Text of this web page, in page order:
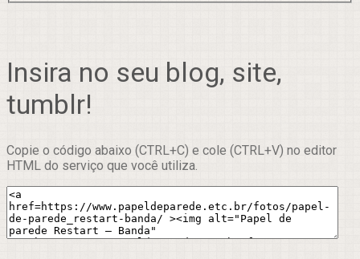
Insira no seu blog, site,
tumblr!
Copie o código abaixo (CTRL+C) e cole (CTRL+V) no editor
HTML do serviço que você utiliza.